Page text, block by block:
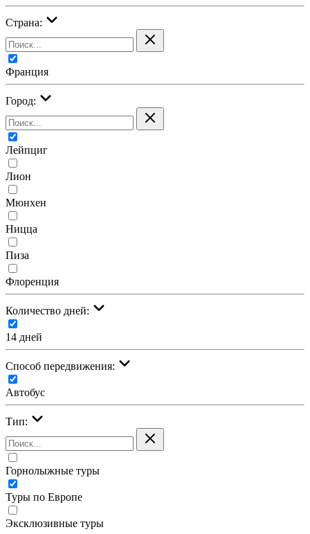
Страна:
Франция
Город:
Лейпциг
Лион
Мюнхен
Ницца
Пиза
Флоренция
Количество дней:
14 дней
Cпособ передвижения:
Автобус
Тип:
Горнолыжные туры
Туры по Европе
Эксклюзивные туры